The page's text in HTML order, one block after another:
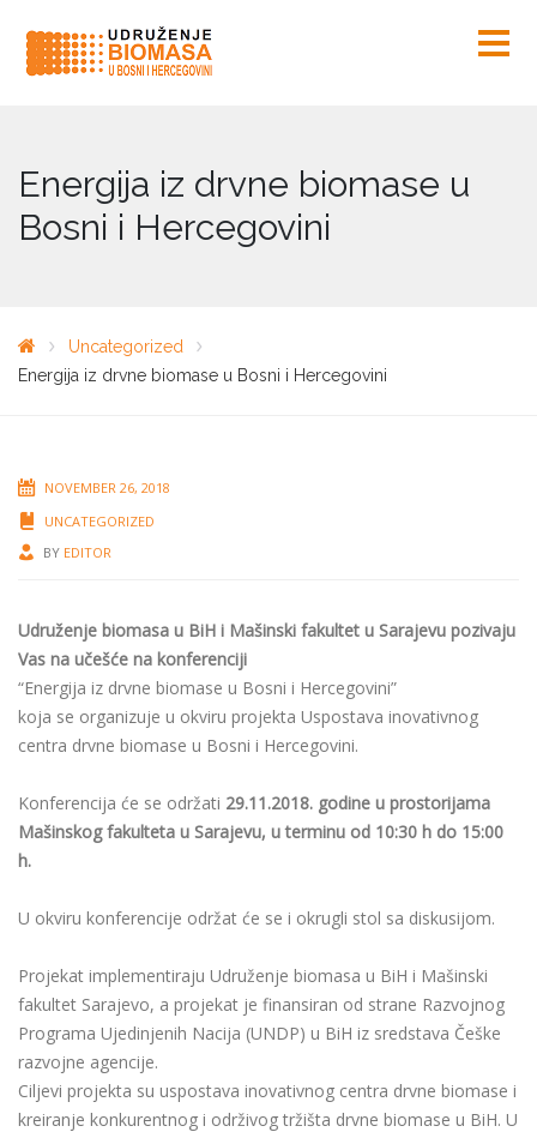
Energija iz drvne biomase u
Bosni i Hercegovini
Uncategorized
Energija iz drvne biomase u Bosni i Hercegovini
NOVEMBER 26, 2018
UNCATEGORIZED
BY EDITOR
Udruženje biomasa u BiH i Mašinski fakultet u Sarajevu pozivaju
Vas na učešće na konferenciji
“Energija iz drvne biomase u Bosni i Hercegovini”
koja se organizuje u okviru projekta Uspostava inovativnog
centra drvne biomase u Bosni i Hercegovini.
Konferencija će se održati 29.11.2018. godine u prostorijama
Mašinskog fakulteta u Sarajevu, u terminu od 10:30 h do 15:00
h.
U okviru konferencije održat će se i okrugli stol sa diskusijom.
Projekat implementiraju Udruženje biomasa u BiH i Mašinski
fakultet Sarajevo, a projekat je finansiran od strane Razvojnog
Programa Ujedinjenih Nacija (UNDP) u BiH iz sredstava Češke
razvojne agencije.
Ciljevi projekta su uspostava inovativnog centra drvne biomase i
kreiranje konkurentnog i održivog tržišta drvne biomase u BiH. U